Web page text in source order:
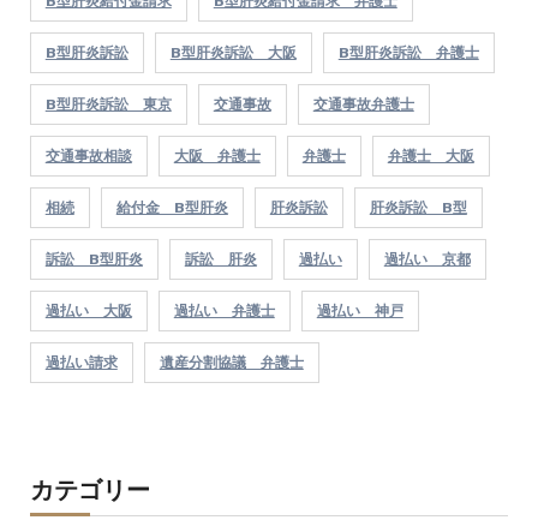
B型肝炎訴訟 B型肝炎訴訟 大阪 B型肝炎訴訟 弁護士
B型肝炎訴訟 東京 交通事故 交通事故弁護士
交通事故相談 大阪 弁護士 弁護士 弁護士 大阪
相続 給付金 B型肝炎 肝炎訴訟 肝炎訴訟 B型
訴訟 B型肝炎 訴訟 肝炎 過払い 過払い 京都
過払い 大阪 過払い 弁護士 過払い 神戸
過払い請求 遺産分割協議 弁護士
カテゴリー